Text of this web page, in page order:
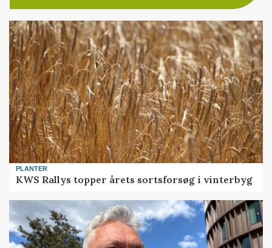
PLANTER
KWS Rallys topper årets sortsforsøg i vinterbyg